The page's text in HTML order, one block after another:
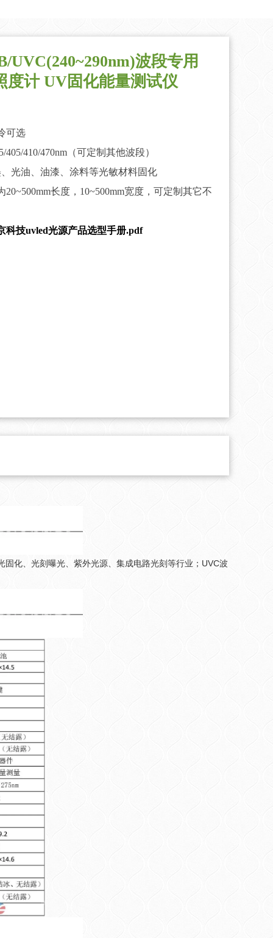
UVC(240~290nm)波段专用
度计 UV固化能量测试仪
可选
405/410/470nm（可定制其他波段）
光油、油漆、涂料等光敏材料固化
20~500mm长度，10~500mm宽度，可定制其它不
科技uvled光源产品选型手册.pdf
固化、光刻曝光、紫外光源、集成电路光刻等行业；UVC波